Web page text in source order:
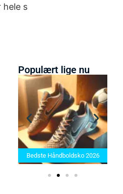
s
Populært lige nu
Bedste barbermaskiner i
2025: Find den rette til dit
behov